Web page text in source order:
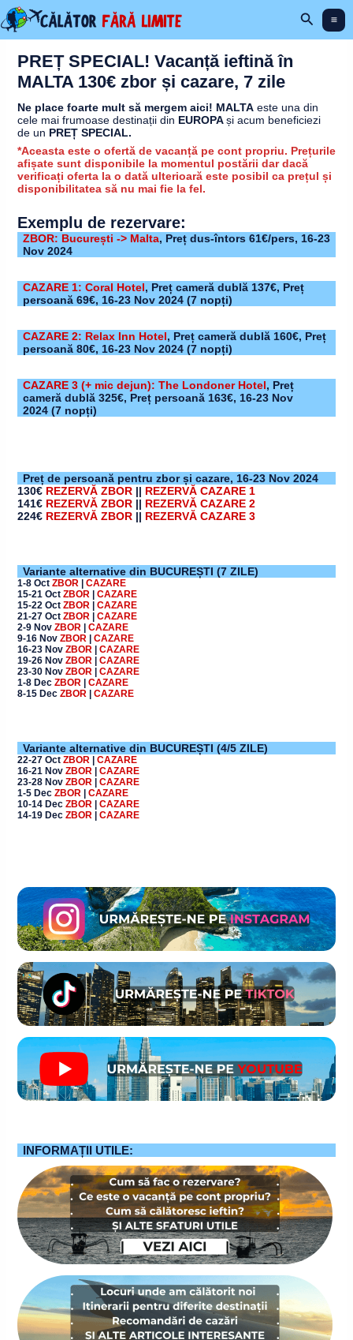
Skip
to
content
Search
PREȚ SPECIAL! Vacanță ieftină în
MALTA 130€ zbor și cazare, 7 zile
Ne place foarte mult să mergem aici! MALTAeste una din
cele mai frumoase destinații din EUROPAși acum beneficiezi
de un PREȚ SPECIAL.
*Aceasta este o ofertă de vacanță pe cont propriu. Prețurile
afișate sunt disponibile la momentul postării dar dacă
verificați oferta la o dată ulterioară este posibil ca prețul și
disponibilitatea să nu mai fie la fel.
Exemplu de rezervare:
ZBOR: București -> Malta, Preț dus-întors 61€/pers, 16-23
Nov 2024
CAZARE 1: Coral Hotel, Preț cameră dublă 137€, Preț
persoană 69€, 16-23 Nov 2024 (7 nopți)
CAZARE 2: Relax Inn Hotel, Preț cameră dublă 160€, Preț
persoană 80€, 16-23 Nov 2024 (7 nopți)
CAZARE 3 (+ mic dejun): The Londoner Hotel, Preț
cameră dublă 325€, Preț persoană 163€, 16-23 Nov
2024 (7 nopți)
Preț de persoană pentru zbor și cazare, 16-23 Nov 2024
130€ REZERVĂ ZBOR|| REZERVĂ CAZARE 1
141€ REZERVĂ ZBOR|| REZERVĂ CAZARE 2
224€ REZERVĂ ZBOR|| REZERVĂ CAZARE 3
Variante alternative din BUCUREȘTI (7 ZILE)
1-8 Oct ZBOR | CAZARE
15-21 Oct ZBOR | CAZARE
15-22 Oct ZBOR | CAZARE
21-27 Oct ZBOR | CAZARE
2-9 Nov ZBOR | CAZARE
9-16 Nov ZBOR | CAZARE
16-23 Nov ZBOR | CAZARE
19-26 Nov ZBOR | CAZARE
23-30 Nov ZBOR | CAZARE
1-8 Dec ZBOR | CAZARE
8-15 Dec ZBOR | CAZARE
Variante alternative din BUCUREȘTI (4/5 ZILE)
22-27 Oct ZBOR | CAZARE
16-21 Nov ZBOR | CAZARE
23-28 Nov ZBOR | CAZARE
1-5 Dec ZBOR | CAZARE
10-14 Dec ZBOR | CAZARE
14-19 Dec ZBOR | CAZARE
INFORMAȚII UTILE: